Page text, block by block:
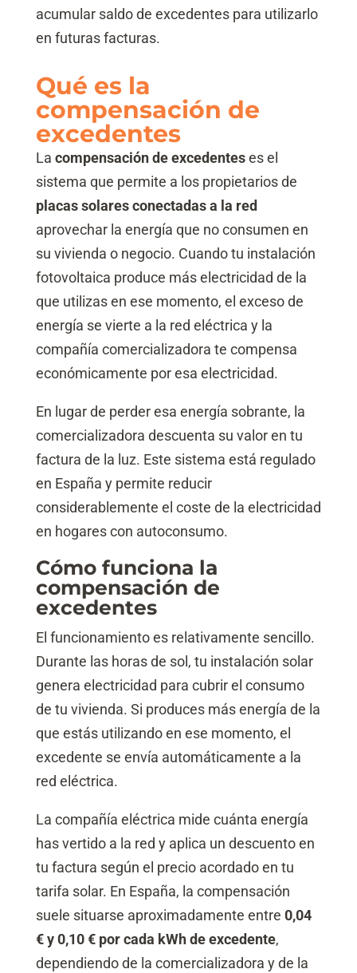
acumular saldo de excedentes para utilizarlo
en futuras facturas.
Qué es la
compensación de
excedentes
La compensación de excedenteses el
sistema que permite a los propietarios de
placas solares conectadas a la red
aprovechar la energía que no consumen en
su vivienda o negocio. Cuando tu instalación
fotovoltaica produce más electricidad de la
que utilizas en ese momento, el exceso de
energía se vierte a la red eléctrica y la
compañía comercializadora te compensa
económicamente por esa electricidad.
En lugar de perder esa energía sobrante, la
comercializadora descuenta su valor en tu
factura de la luz. Este sistema está regulado
en España y permite reducir
considerablemente el coste de la electricidad
en hogares con autoconsumo.
Cómo funciona la
compensación de
excedentes
El funcionamiento es relativamente sencillo.
Durante las horas de sol, tu instalación solar
genera electricidad para cubrir el consumo
de tu vivienda. Si produces más energía de la
que estás utilizando en ese momento, el
excedente se envía automáticamente a la
red eléctrica.
La compañía eléctrica mide cuánta energía
has vertido a la red y aplica un descuento en
tu factura según el precio acordado en tu
tarifa solar. En España, la compensación
suele situarse aproximadamente entre 0,04
€ y 0,10 € por cada kWh de excedente,
dependiendo de la comercializadora y de la